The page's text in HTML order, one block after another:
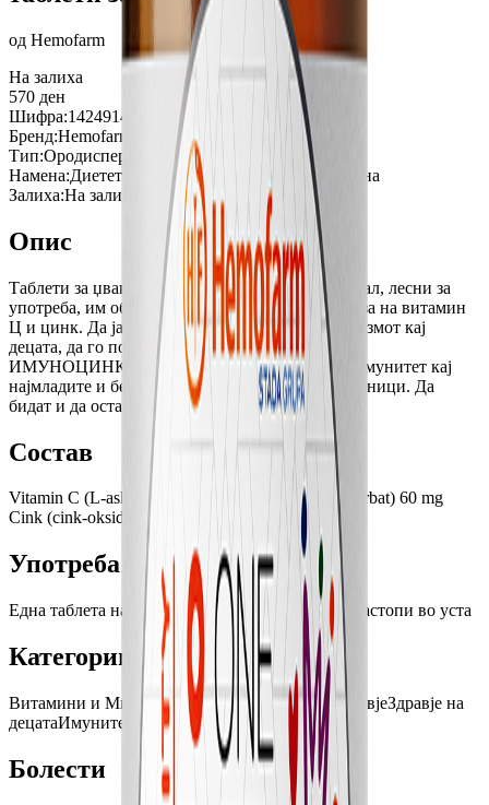
од Hemofarm
На залиха
570 ден
Шифра:1424914
Бренд:Hemofarm
Тип:Ородисперзибилни таблети
Намена:Диететски производ, Додаток на исхрана
Залиха:На залиха
Опис
Таблети за џвакање со пријатен вкус на портокал, лесни за
употреба, им обезбедуваат на децата дневна доза на витамин
Ц и цинк. Да ја зајакнеме отпорноста на организмот кај
децата, да го поддржиме нивниот раст и развој.
ИМУНОЦИНК за деца придонесува за силен имунитет кај
најмладите и безгрижно уживање со своите врсници. Да
бидат и да останат разиграни. Ритамот е важен.
Состав
Vitamin C (L-askorbinska kiselina, natrijum-L-askorbat) 60 mg
Cink (cink-oksid) 5 mg
Употреба
Една таблета на ден по оброк да се џвака или растопи во уста
Категории
Витамини и Минерали Замор и исцрпеност ЗдравјеЗдравје на
децатаИмунитет
Болести